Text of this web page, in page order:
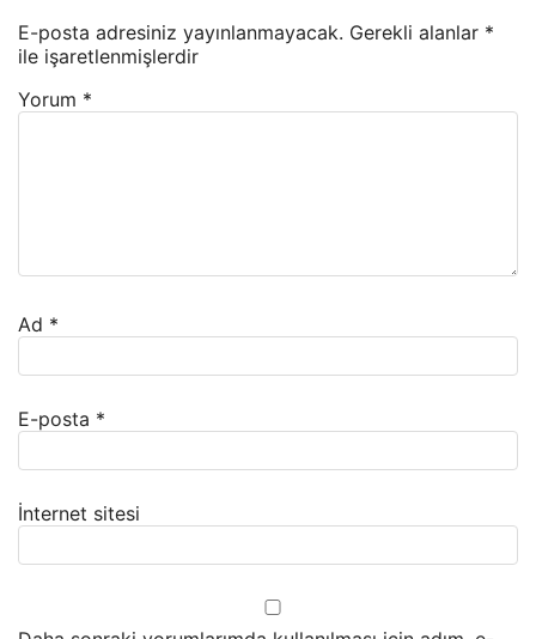
E-posta adresiniz yayınlanmayacak. Gerekli alanlar *
ile işaretlenmişlerdir
Yorum *
Ad *
E-posta *
İnternet sitesi